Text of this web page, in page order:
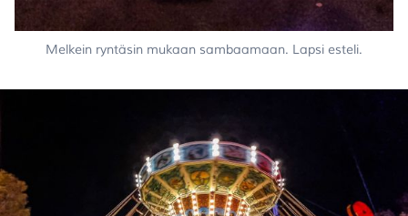
Melkein ryntäsin mukaan sambaamaan. Lapsi esteli.